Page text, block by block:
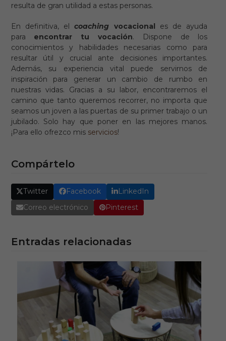
resulta de gran utilidad a estas personas.
En definitiva, elcoaching vocacional es de ayuda
para encontrar tu vocación. Dispone de los
conocimientos y habilidades necesarias como para
resultar útil y crucial ante decisiones importantes.
Además, su experiencia vital puede servirnos de
inspiración para generar un cambio de rumbo en
nuestras vidas. Gracias a su labor, encontraremos el
camino que tanto queremos recorrer, no importa que
seamos un joven a las puertas de su primer trabajo o un
jubilado. Solo hay que poner en las mejores manos.
¡Para ello ofrezco misservicios!
Compártelo
Twitter Facebook
LinkedIn
Correo electrónico
Pinterest
Entradas relacionadas